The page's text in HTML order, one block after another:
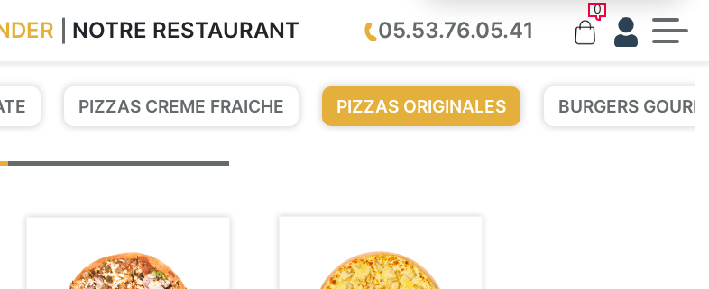
NOTRE RESTAURANT 05.53.76.05.41
0
PIZZAS CREME FRAICHE PIZZAS ORIGINALES BURGERS